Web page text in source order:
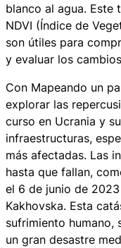
blanco al agua.
NDVI (Índice de
son útiles para
y evaluar los
Con Mapeando un
explorar las
curso en Ucrania y
infraestructuras,
más afectadas. Las
hasta que fallan,
el 6 de junio de
Kakhovska. Esta
sufrimiento humano,
un gran desastre